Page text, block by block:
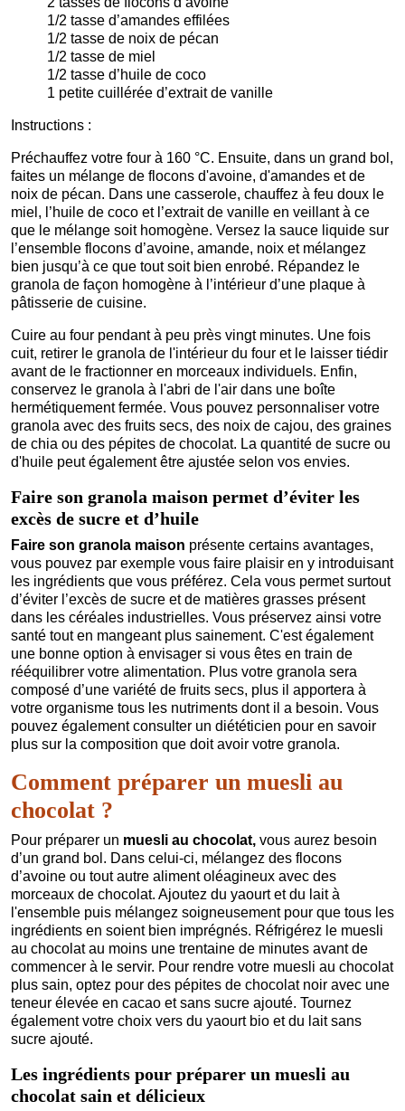
1/2 tasse d’amandes effilées
1/2 tasse de noix de pécan
1/2 tasse de miel
1/2 tasse d’huile de coco
1 petite cuillérée d’extrait de vanille
Instructions :
Préchauffez votre four à 160 °C. Ensuite, dans un grand bol,
faites un mélange de flocons d'avoine, d'amandes et de
noix de pécan. Dans une casserole, chauffez à feu doux le
miel, l’huile de coco et l’extrait de vanille en veillant à ce
que le mélange soit homogène. Versez la sauce liquide sur
l’ensemble flocons d’avoine, amande, noix et mélangez
bien jusqu’à ce que tout soit bien enrobé. Répandez le
granola de façon homogène à l’intérieur d’une plaque à
pâtisserie de cuisine.
Cuire au four pendant à peu près vingt minutes. Une fois
cuit, retirer le granola de l'intérieur du four et le laisser tiédir
avant de le fractionner en morceaux individuels. Enfin,
conservez le granola à l'abri de l'air dans une boîte
hermétiquement fermée. Vous pouvez personnaliser votre
granola avec des fruits secs, des noix de cajou, des graines
de chia ou des pépites de chocolat. La quantité de sucre ou
d'huile peut également être ajustée selon vos envies.
Faire son granola maison permet d’éviter les
excès de sucre et d’huile
Faire son granola maison présente certains avantages,
vous pouvez par exemple vous faire plaisir en y introduisant
les ingrédients que vous préférez. Cela vous permet surtout
d’éviter l’excès de sucre et de matières grasses présent
dans les céréales industrielles. Vous préservez ainsi votre
santé tout en mangeant plus sainement. C'est également
une bonne option à envisager si vous êtes en train de
rééquilibrer votre alimentation. Plus votre granola sera
composé d’une variété de fruits secs, plus il apportera à
votre organisme tous les nutriments dont il a besoin. Vous
pouvez également consulter un diététicien pour en savoir
plus sur la composition que doit avoir votre granola.
Comment préparer un muesli au
chocolat ?
Pour préparer un muesli au chocolat, vous aurez besoin
d’un grand bol. Dans celui-ci, mélangez des flocons
d’avoine ou tout autre aliment oléagineux avec des
morceaux de chocolat. Ajoutez du yaourt et du lait à
l'ensemble puis mélangez soigneusement pour que tous les
ingrédients en soient bien imprégnés. Réfrigérez le muesli
au chocolat au moins une trentaine de minutes avant de
commencer à le servir. Pour rendre votre muesli au chocolat
plus sain, optez pour des pépites de chocolat noir avec une
teneur élevée en cacao et sans sucre ajouté. Tournez
également votre choix vers du yaourt bio et du lait sans
sucre ajouté.
Les ingrédients pour préparer un muesli au
chocolat sain et délicieux